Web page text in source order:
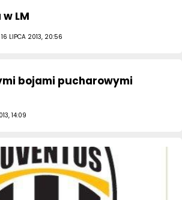
LM
LIPCA 2013, 20:56
bojami pucharowymi
14:09